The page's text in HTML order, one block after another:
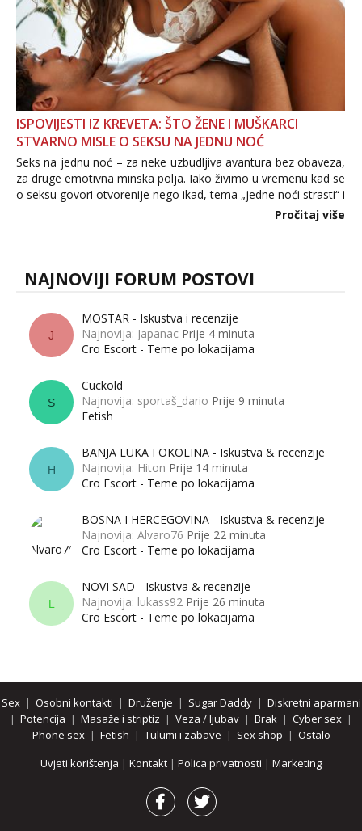
ISPOVIJESTI IZ KREVETA: ŠTO ŽENE I MUŠKARCI
STVARNO MISLE O SEKSU NA JEDNU NOĆ
Seks na jednu noć – za neke uzbudljiva avantura bez obaveza,
za druge emotivna minska polja. Iako živimo u vremenu kad se
o seksu govori otvorenije nego ikad, tema „jedne noći strasti“ i
dalje izaziva burne rasprave. Što zapravo misle žene, a što
Pročitaj više
NAJNOVIJI FORUM POSTOVI
J
MOSTAR - Iskustva i recenzije
Najnovija: Japanac Prije 4 minuta
Cro Escort - Teme po lokacijama
S
Cuckold
Najnovija: sportaš_dario Prije 9 minuta
Fetish
H
BANJA LUKA I OKOLINA - Iskustva & recenzije
Najnovija: Hiton Prije 14 minuta
Cro Escort - Teme po lokacijama
BOSNA I HERCEGOVINA - Iskustva & recenzije
Najnovija: Alvaro76 Prije 22 minuta
Cro Escort - Teme po lokacijama
L
NOVI SAD - Iskustva & recenzije
Najnovija: lukass92 Prije 26 minuta
Cro Escort - Teme po lokacijama
Sex| Osobni kontakti | Druženje | Sugar Daddy| Diskretni aparmani
| Potencija | Masaže i striptiz | Veza / ljubav | Brak | Cyber sex |
Phone sex| Fetish | Tulumi i zabave | Sex shop | Ostalo
Uvjeti korištenja | Kontakt | Polica privatnosti | Marketing